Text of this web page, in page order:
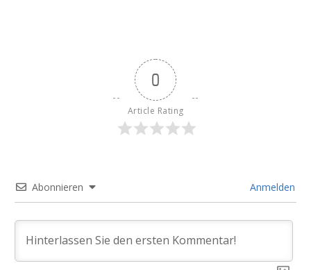
0
Article Rating
Abonnieren Anmelden